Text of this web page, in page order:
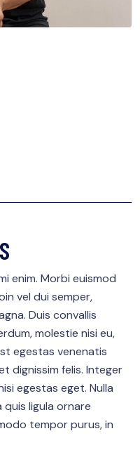
enim. Morbi euismod
vel dui semper,
Duis convallis
molestie nisi eu,
egestas venenatis
dignissim felis. Integer
egestas eget. Nulla
quis ligula ornare
tempor purus, in